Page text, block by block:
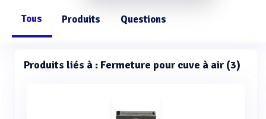
Tous Produits Questions
Produits liés à : Fermeture pour cuve à air (3)